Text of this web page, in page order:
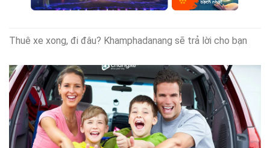
Thuê xe xong, đi đâu? Khamphadanang sẽ trả lời cho bạn